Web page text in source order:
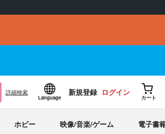
詳細検索
Language
新規登録 ログイン
カート
ホビー 映像/音楽/ゲーム 電子書